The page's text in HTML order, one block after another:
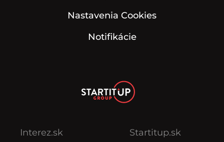
Nastavenia Cookies
Notifikácie
Interez.sk
Startitup.sk